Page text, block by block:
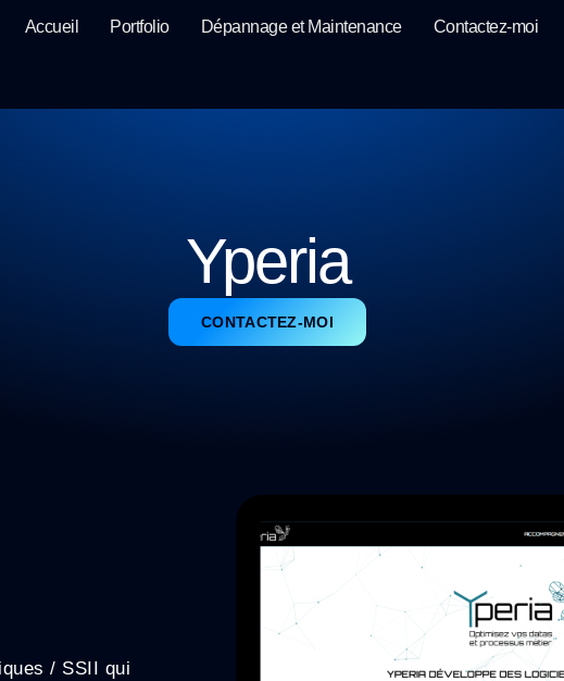
Accueil Portfolio Dépannage et Maintenance Contactez-moi
Yperia
CONTACTEZ-MOI
/ SSII qui